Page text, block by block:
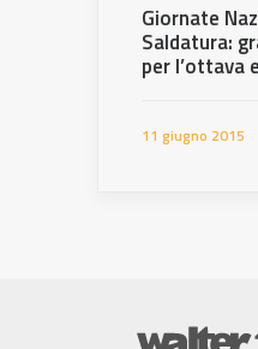
Giornate
Saldatura:
per l’ottava
11 giugno 2015